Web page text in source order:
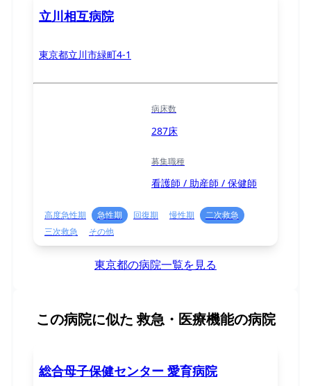
立川相互病院
東京都立川市緑町4-1
病床数
287床
募集職種
看護師 / 助産師 / 保健師
高度急性期 急性期 回復期 慢性期
二次救急
三次救急
その他
東京都の病院一覧を見る
この病院に似た 救急・医療機能の病院
総合母子保健センター 愛育病院